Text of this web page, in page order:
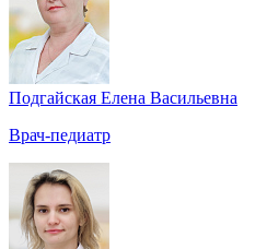
Подгайская Елена Васильевна
Врач-педиатр